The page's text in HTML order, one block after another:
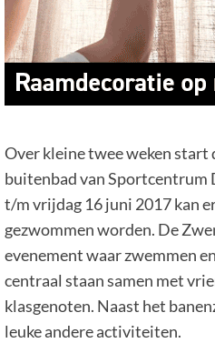
Over kleine twee weken start
buitenbad van Sportcentrum
t/m vrijdag 16 juni 2017 kan
gezwommen worden. De
evenement waar zwemmen
centraal staan samen met
klasgenoten. Naast het
leuke andere activiteiten.